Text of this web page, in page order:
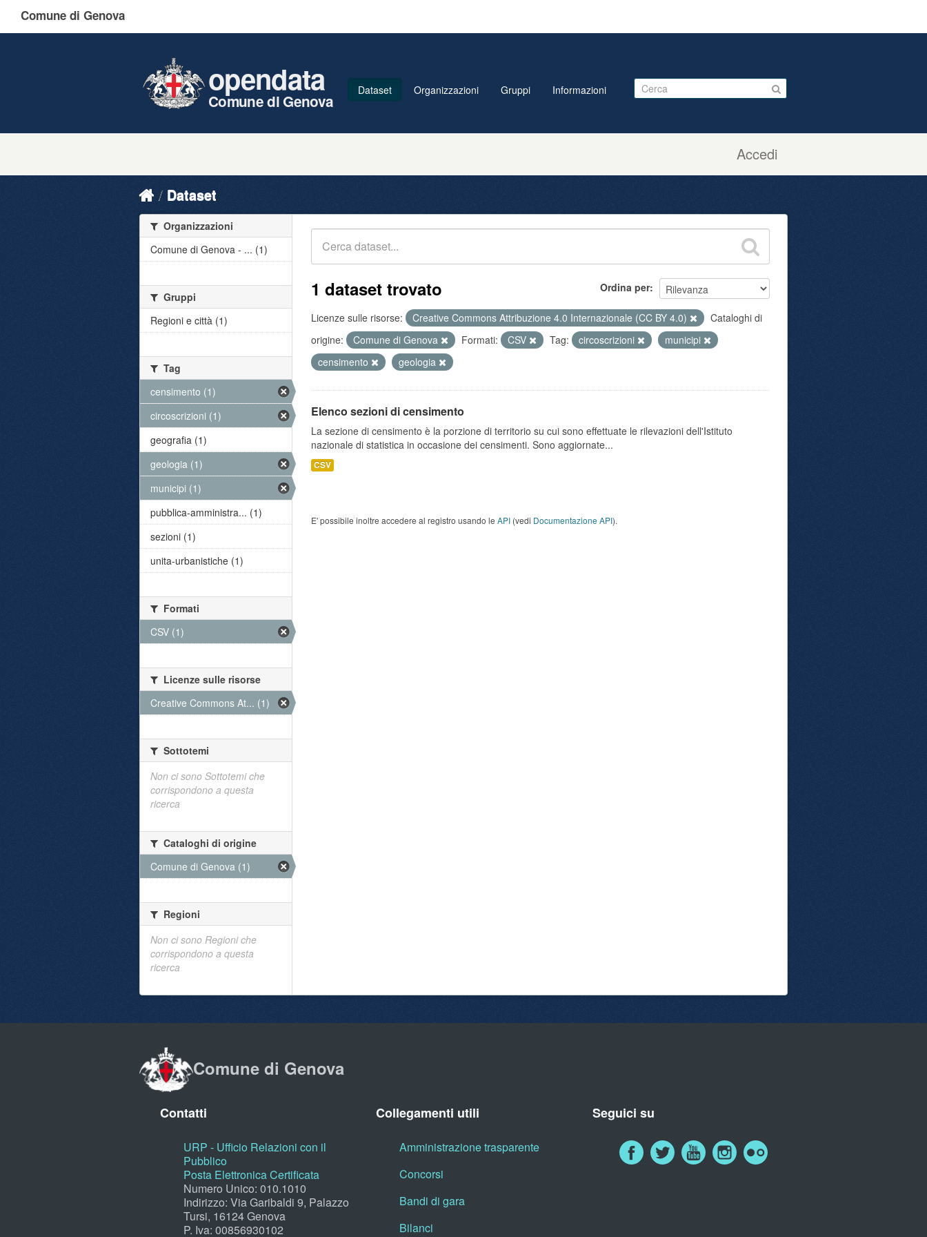
Comune di Genova
Accedi
opendata
Comune di Genova
Dataset Organizzazioni Gruppi Informazioni
Dataset
Ordina per
1 dataset trovato
Licenze sulle risorse: Creative Commons Attribuzione 4.0 Internazionale (CC BY 4.0)
Cataloghi di
origine:
Comune di Genova Formati: CSV Tag: circoscrizioni
municipi
censimento
geologia
Elenco sezioni di censimento
La sezione di censimento è la porzione di territorio su cui sono effettuate le rilevazioni dell'Istituto
nazionale di statistica in occasione dei censimenti. Sono aggiornate...
CSV
E' possibile inoltre accedere al registro usando le API (vedi Documentazione API).
Organizzazioni
Comune di Genova - ... (1)
Gruppi
Regioni e città (1)
Tag
censimento (1)
circoscrizioni (1)
geografia (1)
geologia (1)
municipi (1)
pubblica-amministra... (1)
sezioni (1)
unita-urbanistiche (1)
Formati
CSV (1)
Licenze sulle risorse
Creative Commons At... (1)
Sottotemi
Non ci sono Sottotemi che
corrispondono a questa
ricerca
Cataloghi di origine
Comune di Genova (1)
Regioni
Non ci sono Regioni che
corrispondono a questa
ricerca
Comune di Genova
Contatti
URP - Ufficio Relazioni con il
Pubblico
Posta Elettronica Certificata
Numero Unico: 010.1010
Indirizzo: Via Garibaldi 9, Palazzo
Tursi, 16124 Genova
P. Iva: 00856930102
Collegamenti utili
Amministrazione trasparente
Concorsi
Bandi di gara
Bilanci
Seguici su